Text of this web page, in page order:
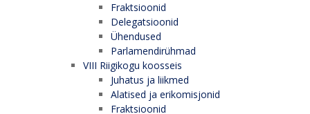
Fraktsioonid
Delegatsioonid
Ühendused
Parlamendirühmad
VIII Riigikogu koosseis
Juhatus ja liikmed
Alatised ja erikomisjonid
Fraktsioonid